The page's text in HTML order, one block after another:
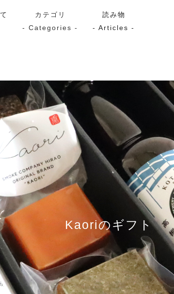
カテゴリ
- Categories -
スモーク
プレミアム
漬け魚
送料無料 サブスク（
読み物
- Articles -
Kaoriのギフト